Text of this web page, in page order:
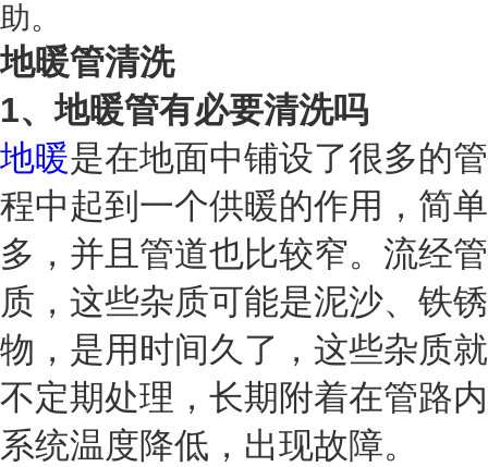
助。
地暖管清洗
1、地暖管有必要清洗吗
地暖是在地面中铺设了很多的
程中起到一个供暖的作用，简
多，并且管道也比较窄。流经
质，这些杂质可能是泥沙、铁
物，是用时间久了，这些杂质
不定期处理，长期附着在管路
系统温度降低，出现故障。